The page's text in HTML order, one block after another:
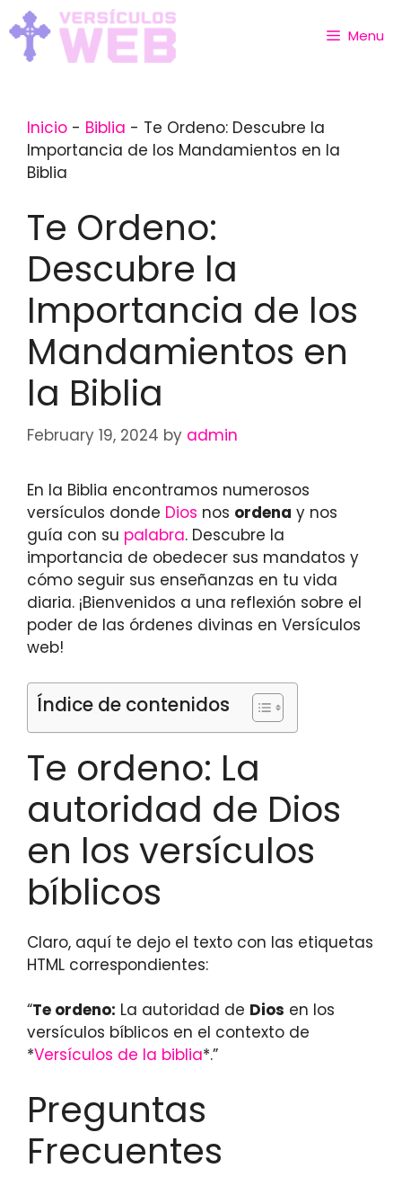
Skip
to
content
Menu
Inicio - Biblia - Te Ordeno: Descubre la
Importancia de los Mandamientos en la
Biblia
Te Ordeno:
Descubre la
Importancia de los
Mandamientos en
la Biblia
February 19, 2024 by admin
En la Biblia encontramos numerosos
versículos donde Dios nos ordena y nos
guía con su palabra. Descubre la
importancia de obedecer sus mandatos y
cómo seguir sus enseñanzas en tu vida
diaria. ¡Bienvenidos a una reflexión sobre el
poder de las órdenes divinas en Versículos
web!
Índice de contenidos
Te ordeno: La
autoridad de Dios
en los versículos
bíblicos
Claro, aquí te dejo el texto con las etiquetas
HTML correspondientes:
“Te ordeno: La autoridad de Dios en los
versículos bíblicos en el contexto de
*Versículos de la biblia*.”
Preguntas
Frecuentes